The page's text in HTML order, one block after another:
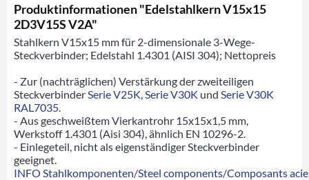
Produktinformationen "Edelstahlkern V15x15
2D3V15S V2A"
Stahlkern V15x15 mm für 2-dimensionale 3-Wege-
Steckverbinder; Edelstahl 1.4301 (AISI 304); Nettopreis
- Zur (nachträglichen) Verstärkung der zweiteiligen
Steckverbinder Serie V25K Serie V30K und Serie V30K
RAL7035
- Aus geschweißtem Vierkantrohr 15x15x1,5 mm,
Werkstoff 1.4301 (Aisi 304), ähnlich EN 10296-2.
- Einlegeteil, nicht als eigenständiger Steckverbinder
geeignet.
INFO Stahlkomponenten/Steel components/Composants